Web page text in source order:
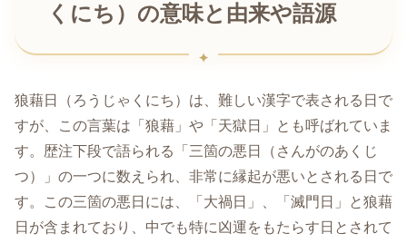
くにち）の意味と由来や語源
狼藉日（ろうじゃくにち）は、難しい漢字で表される日で
すが、この言葉は「狼藉」や「天獄日」とも呼ばれていま
す。歴注下段で語られる「三箇の悪日（さんがのあくじ
つ）」の一つに数えられ、非常に縁起が悪いとされる日で
す。この三箇の悪日には、「大禍日」、「滅門日」と狼藉
日が含まれており、中でも特に凶運をもたらす日とされて